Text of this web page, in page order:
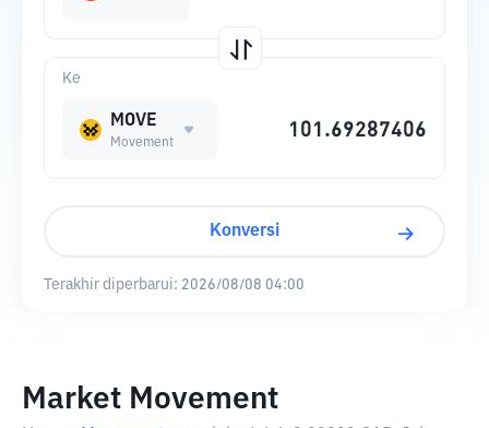
Ke
MOVE
Movement
Konversi
Terakhir diperbarui: 2026/08/08 04:00
Market Movement